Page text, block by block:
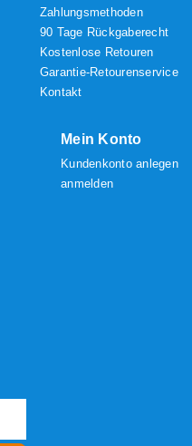
Zahlungsmethoden
90 Tage Rückgaberecht
Kostenlose Retouren
Garantie-Retourenservice
Kontakt
Mein Konto
Kundenkonto anlegen
anmelden